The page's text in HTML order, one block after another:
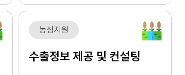
농정지원
수출정보 제공 및 컨설팅